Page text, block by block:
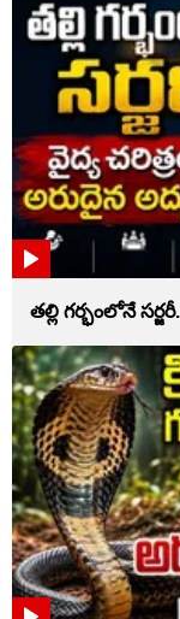
తల్లి గర్భంలోనే